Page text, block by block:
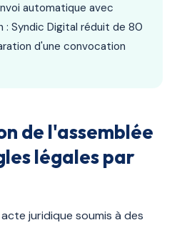
automatique avec
Syndic Digital réduit de 80
d'une convocation
de l'assemblée
légales par
juridique soumis à des